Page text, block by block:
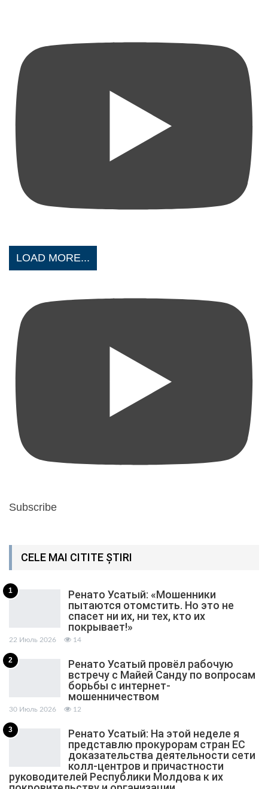
LOAD MORE...
Subscribe
CELE MAI CITITE ȘTIRI
1
Ренато Усатый: «Мошенники
пытаются отомстить. Но это не
спасет ни их, ни тех, кто их
покрывает!»
22 Июль 2026 14
2
Ренато Усатый провёл рабочую
встречу с Майей Санду по вопросам
борьбы с интернет-
мошенничеством
30 Июль 2026 12
3
Ренато Усатый: На этой неделе я
представлю прокурорам стран ЕС
доказательства деятельности сети
колл-центров и причастности
руководителей Республики Молдова к их